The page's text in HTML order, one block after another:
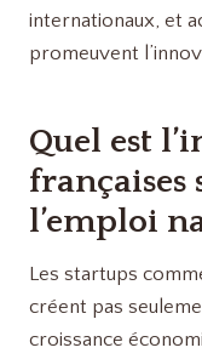
internationaux, et
promeuvent
Quel est
françaises
l’emploi
Les startups
créent pas
croissance